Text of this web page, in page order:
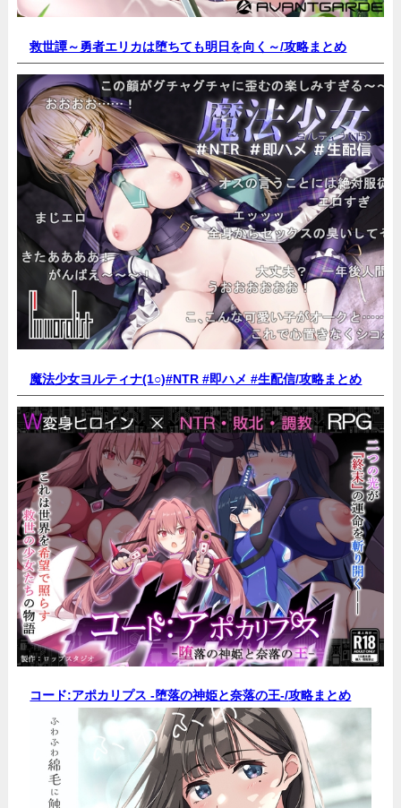
救世譚～勇者エリカは堕ちても明日を向く～/攻略まとめ
魔法少女ヨルティナ(1○)#NTR #即ハメ #生配信/攻略まとめ
コード:アポカリプス -堕落の神姫と奈落の王-/攻略まとめ